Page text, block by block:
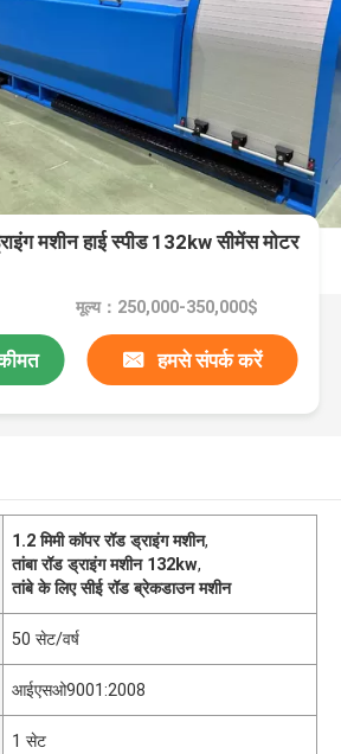
मशीन हाई स्पीड 132kw सीमेंस मोटर
मूल्य：250,000-350,000$
हमसे संपर्क करें
1.2 मिमी कॉपर रॉड ड्राइंग मशीन,
तांबा रॉड ड्राइंग मशीन 132kw,
तांबे के लिए सीई रॉड ब्रेकडाउन मशीन
50 सेट/वर्ष
आईएसओ9001:2008
1 सेट